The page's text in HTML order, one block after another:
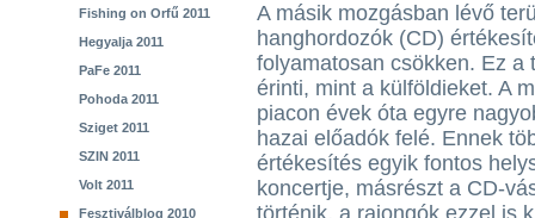
Fishing on Orfű 2011
Hegyalja 2011
PaFe 2011
Pohoda 2011
Sziget 2011
SZIN 2011
Volt 2011
Fesztiválblog 2010
A másik mozgásban lévő
hanghordozók (CD)
folyamatosan csökken. Ez a
érinti, mint a külföldieket. A
piacon évek óta egyre
hazai előadók felé. Ennek
értékesítés egyik fontos
koncertje, másrészt a CD-
történik, a rajongók ezzel is